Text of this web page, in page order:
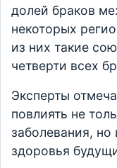
долей браков
некоторых
из них такие
четверти всех
Эксперты
повлиять не
заболевания,
здоровья